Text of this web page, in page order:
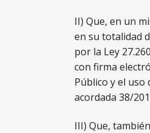
II) Que, en un
en su totalidad
por la Ley
con firma
Público y el
acordada 38/
III) Que,